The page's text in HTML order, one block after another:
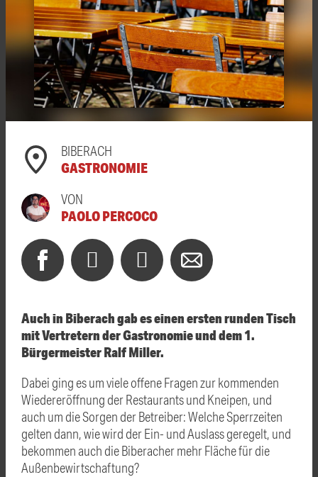
BIBERACH
GASTRONOMIE
VON
PAOLO PERCOCO
Auch in Biberach gab es einen ersten runden Tisch
mit Vertretern der Gastronomie und dem 1.
Bürgermeister Ralf Miller.
Dabei ging es um viele offene Fragen zur kommenden
Wiedereröffnung der Restaurants und Kneipen, und
auch um die Sorgen der Betreiber: Welche Sperrzeiten
gelten dann, wie wird der Ein- und Auslass geregelt, und
bekommen auch die Biberacher mehr Fläche für die
Außenbewirtschaftung?